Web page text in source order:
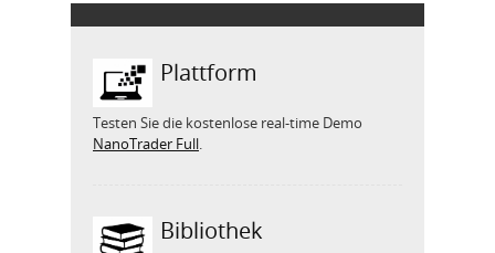
Plattform
Testen Sie die kostenlose real-time Demo
NanoTrader Full.
Bibliothek